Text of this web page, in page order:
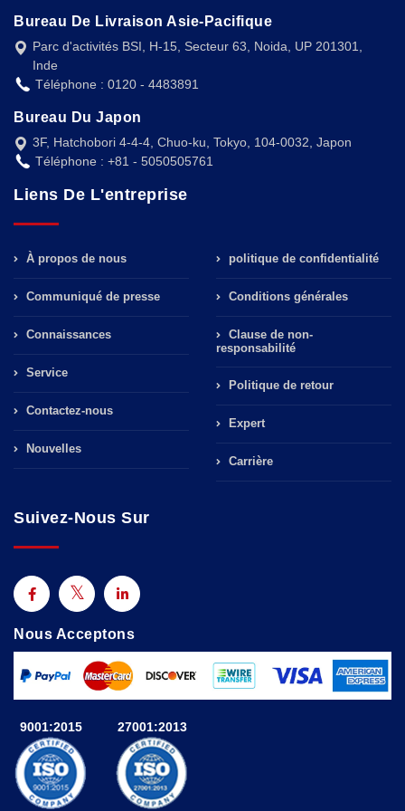
Bureau De Livraison Asie-Pacifique
Parc d'activités BSI, H-15, Secteur 63, Noida, UP 201301,
Inde
Téléphone : 0120 - 4483891
Bureau Du Japon
3F, Hatchobori 4-4-4, Chuo-ku, Tokyo, 104-0032, Japon
Téléphone : +81 - 5050505761
Liens De L'entreprise
À propos de nous
Communiqué de presse
Connaissances
Service
Contactez-nous
Nouvelles
politique de confidentialité
Conditions générales
Clause de non-
responsabilité
Politique de retour
Expert
Carrière
Suivez-Nous Sur
Nous Acceptons
9001:2015 27001:2013